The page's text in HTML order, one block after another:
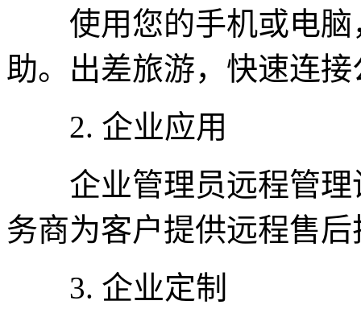
使用您的手机或电脑
助。出差旅游，快速连
2. 企业应用
企业管理员远程管理
务商为客户提供远程售
3. 企业定制